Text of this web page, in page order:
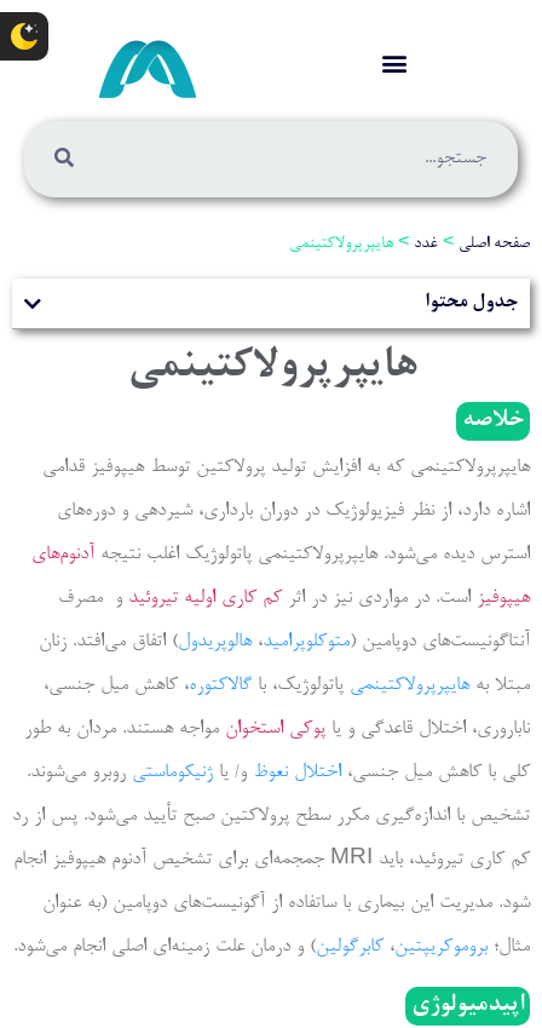
صفحه اصلی > غدد >هایپرپرولاکتینمی
جدول محتوا
هایپرپرولاکتینمی
خلاصه
هایپرپرولاکتینمی که به افزایش تولید پرولاکتین توسط هیپوفیز قدامی
اشاره دارد، از نظر فیزیولوژیک در دوران بارداری، شیردهی و دوره‌های
استرس دیده می‌شود. هایپرپرولاکتینمی پاتولوژیک اغلب نتیجه آدنوم‌های
هیپوفیز است. در مواردی نیز در اثرکم کاری اولیه تیروئید و مصرف
آنتاگونیست‌های دوپامین (متوکلوپرامید،هالوپریدول) اتفاق می‌افتد. زنان
مبتلا بههایپرپرولاکتینمی پاتولوژیک، با گالاکتوره، کاهش میل جنسی،
ناباروری، اختلال قاعدگی و یا پوکی استخوان مواجه هستند. مردان به طور
کلی با کاهش میل جنسی، اختلال نعوظ و/ یا ژنیکوماستی روبرو می‌شوند.
تشخیص با اندازه‌گیری مکرر سطح پرولاکتین صبح تأیید می‌شود. پس از رد
کم کاری تیروئید، باید MRI جمجمه‌ای برای تشخیص آدنوم هیپوفیز انجام
شود. مدیریت این بیماری با ساتفاده از آگونیست‌های دوپامین (به عنوان
مثال؛ بروموکریپتین،کابرگولین) و درمان علت زمینه‌ای اصلی انجام می‌شود.
اپیدمیولوژی